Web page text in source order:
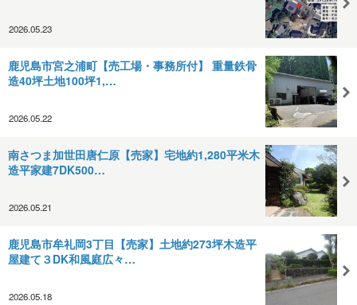
2026.05.23
鹿児島市宮之浦町【売工場・事務所付】 重量鉄骨
造40坪土地100坪1,…
2026.05.22
南さつま加世田唐仁原【売家】宅地約1,280平米木
造平家建7DK500…
2026.05.21
鹿児島市牟礼岡3丁目【売家】土地約273坪木造平
屋建て３DK和風庭広々…
2026.05.18